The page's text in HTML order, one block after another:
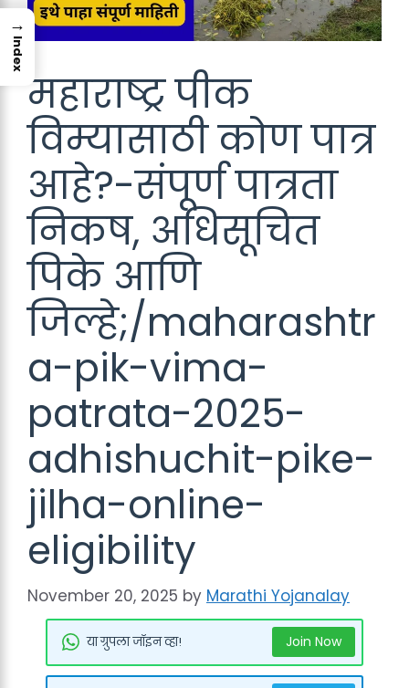
महाराष्ट्र पीक
विम्यासाठी कोण पात्र
आहे?-संपूर्ण पात्रता
निकष, अधिसूचित
पिके आणि
जिल्हे;/maharashtr
a-pik-vima-
patrata-2025-
adhishuchit-pike-
jilha-online-
eligibility
November 20, 2025 by Marathi Yojanalay
या ग्रुपला जॉइन व्हा! Join Now
→
Index